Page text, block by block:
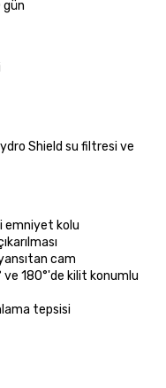
gün
Shield su filtresi ve
emniyet kolu
yansıtan cam
ve 180°'de kilit konumlu
tepsisi